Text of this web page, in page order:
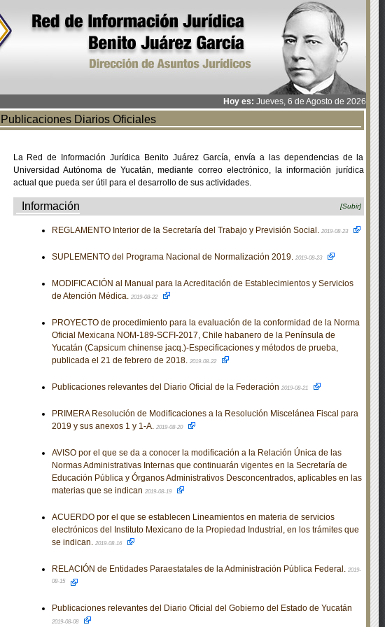
Hoy es: Jueves, 6 de Agosto de 2026
Publicaciones Diarios Oficiales
La Red de Información Jurídica Benito Juárez García, envía a las dependencias de la
Universidad Autónoma de Yucatán, mediante correo electrónico, la información jurídica
actual que pueda ser útil para el desarrollo de sus actividades.
Información [Subir]
REGLAMENTO Interior de la Secretaría del Trabajo y Previsión Social. 2019-08-23
SUPLEMENTO del Programa Nacional de Normalización 2019. 2019-08-23
MODIFICACIÓN al Manual para la Acreditación de Establecimientos y Servicios
de Atención Médica. 2019-08-22
PROYECTO de procedimiento para la evaluación de la conformidad de la Norma
Oficial Mexicana NOM-189-SCFI-2017, Chile habanero de la Península de
Yucatán (Capsicum chinense jacq.)-Especificaciones y métodos de prueba,
publicada el 21 de febrero de 2018. 2019-08-22
Publicaciones relevantes del Diario Oficial de la Federación 2019-08-21
PRIMERA Resolución de Modificaciones a la Resolución Miscelánea Fiscal para
2019 y sus anexos 1 y 1-A. 2019-08-20
AVISO por el que se da a conocer la modificación a la Relación Única de las
Normas Administrativas Internas que continuarán vigentes en la Secretaría de
Educación Pública y Órganos Administrativos Desconcentrados, aplicables en las
materias que se indican 2019-08-19
ACUERDO por el que se establecen Lineamientos en materia de servicios
electrónicos del Instituto Mexicano de la Propiedad Industrial, en los trámites que
se indican. 2019-08-16
RELACIÓN de Entidades Paraestatales de la Administración Pública Federal. 2019-
08-15
Publicaciones relevantes del Diario Oficial del Gobierno del Estado de Yucatán
2019-08-08